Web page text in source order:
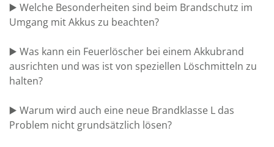
▶️ Welche Besonderheiten sind beim Brandschutz im
Umgang mit Akkus zu beachten?
▶️ Was kann ein Feuerlöscher bei einem Akkubrand
ausrichten und was ist von speziellen Löschmitteln zu
halten?
▶️ Warum wird auch eine neue Brandklasse L das
Problem nicht grundsätzlich lösen?